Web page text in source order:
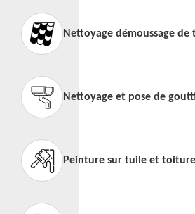
Nettoyage démoussage
Nettoyage et pose de
Peinture sur tuile et